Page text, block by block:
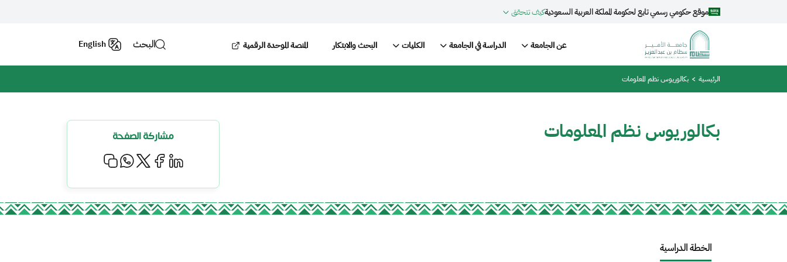
تجاوز إلى المحتوى الرئيسيموقع حكومي رسمي تابع لحكومة المملكة العربية السعوديةكيف تتحقق
عن الجامعة الدراسة في الجامعة الكليات البحث والابتكار المنصة الموحدة الرقمية البحث English
مسار التنقل
الرئيسية بكالوريوس نظم المعلومات
بكالوريوس نظم المعلومات مشاركة الصفحة
الخطة الدراسية